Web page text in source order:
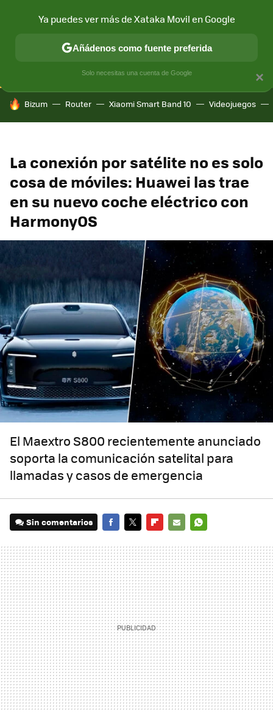
CONECTIVIDAD MÓVIL Y SOCIEDAD APLICACIONES
HOY SE HABLA DE
Bizum Router Xiaomi Smart Band 10 Videojuegos
La conexión por satélite no es solo
cosa de móviles: Huawei las trae
en su nuevo coche eléctrico con
HarmonyOS
El Maextro S800 recientemente anunciado
soporta la comunicación satelital para
llamadas y casos de emergencia
Sin comentarios
MAIL
×
Ya puedes ver más de Xataka Movil en Google
Añádenos como fuente preferida
Solo necesitas una cuenta de Google